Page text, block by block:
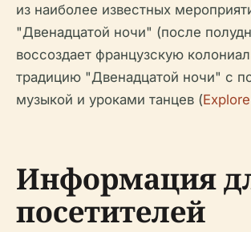
из наиболее известных
"Двенадцатой ночи" (после
воссоздает французскую
традицию "Двенадцатой ночи" с
музыкой и уроками танцев (
Информация
посетителей